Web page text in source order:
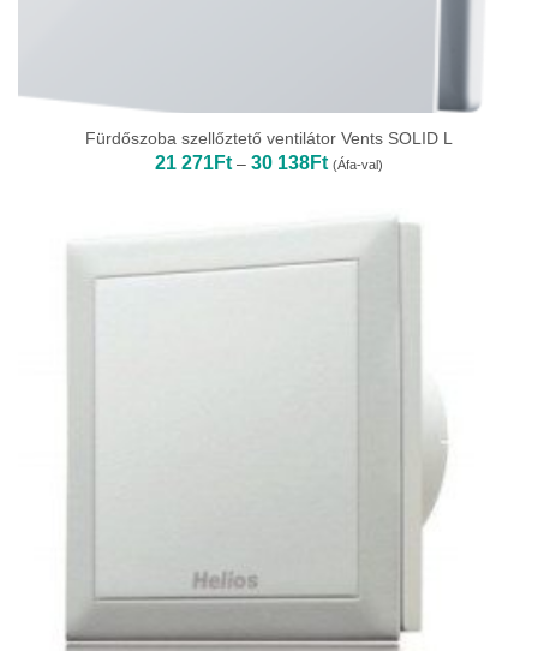
Fürdőszoba szellőztető ventilátor Vents SOLID L
21 271Ft – 30 138FtÁrtartomány:
21
(Áfa-val)